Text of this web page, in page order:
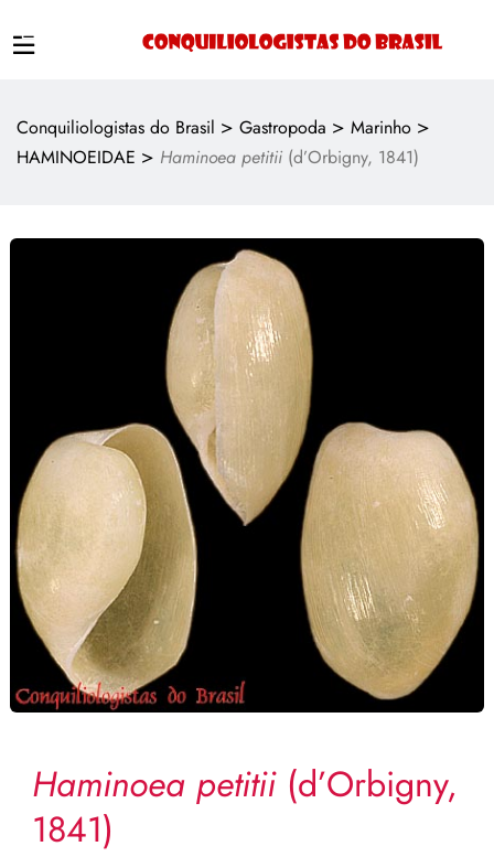
Conquiliologistas do Brasil > Gastropoda > Marinho >
HAMINOEIDAE > Haminoea petitii (d’Orbigny, 1841)
Haminoea petitii(d’Orbigny,
1841)